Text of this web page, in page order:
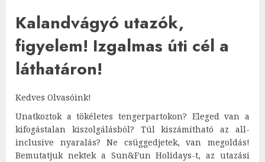
Kalandvágyó utazók,
figyelem! Izgalmas úti cél a
láthatáron!
Kedves Olvasóink!
Unatkoztok a tökéletes tengerpartokon? Eleged van a
kifogástalan kiszolgálásból? Túl kiszámítható az all-
inclusive nyaralás? Ne csüggedjetek, van megoldás!
Bemutatjuk nektek a Sun&Fun Holidays-t, az utazási